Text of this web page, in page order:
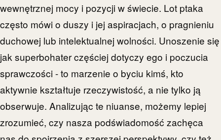
wewnętrznej mocy i pozycji w świecie. Lot ptaka
często mówi o duszy i jej aspiracjach, o pragnieniu
duchowej lub intelektualnej wolności. Unoszenie się
jak superbohater częściej dotyczy ego i poczucia
sprawczości - to marzenie o byciu kimś, kto
aktywnie kształtuje rzeczywistość, a nie tylko ją
obserwuje. Analizując te niuanse, możemy lepiej
zrozumieć, czy nasza podświadomość zachęca